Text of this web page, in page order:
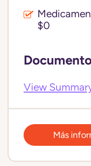
$0
View
Más